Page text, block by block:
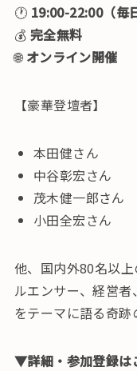
🕐 19:00-22:00（毎
💰 完全無料
🌐 オンライン開催
【豪華登壇者】
本田健さん
中谷彰宏さん
茂木健一郎さん
小田全宏さん
他、国内外80名以
ルエンサー、経営
をテーマに語る奇跡
▼詳細・参加登録は